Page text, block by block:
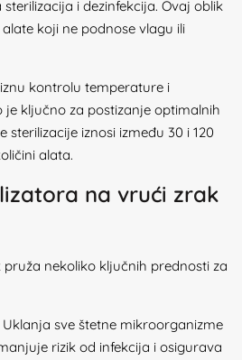
i dezinfekcija. Ovaj oblik
koji ne podnose vlagu ili
kontrolu temperature i
je ključno za postizanje optimalnih
sterilizacije iznosi između 30 i 120
alata.
na vrući zrak
nekoliko ključnih prednosti za
Uklanja sve štetne mikroorganizme
rizik od infekcija i osigurava